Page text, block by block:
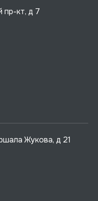
пр-кт, д 7
Жукова, д 21